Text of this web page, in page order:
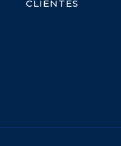
CLIENTES